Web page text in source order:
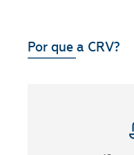
Por que a CRV?